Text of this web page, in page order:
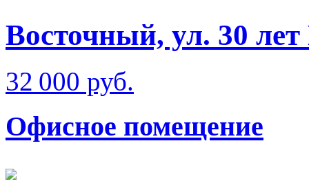
Восточный, ул. 30
32 000 руб.
Офисное помещение